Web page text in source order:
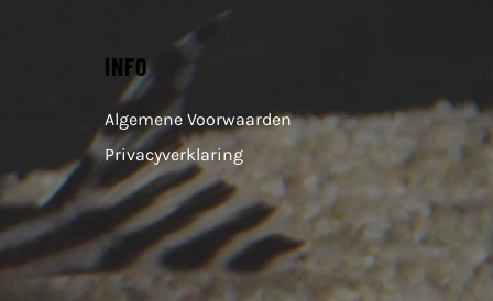
INFO
Algemene Voorwaarden
Privacyverklaring